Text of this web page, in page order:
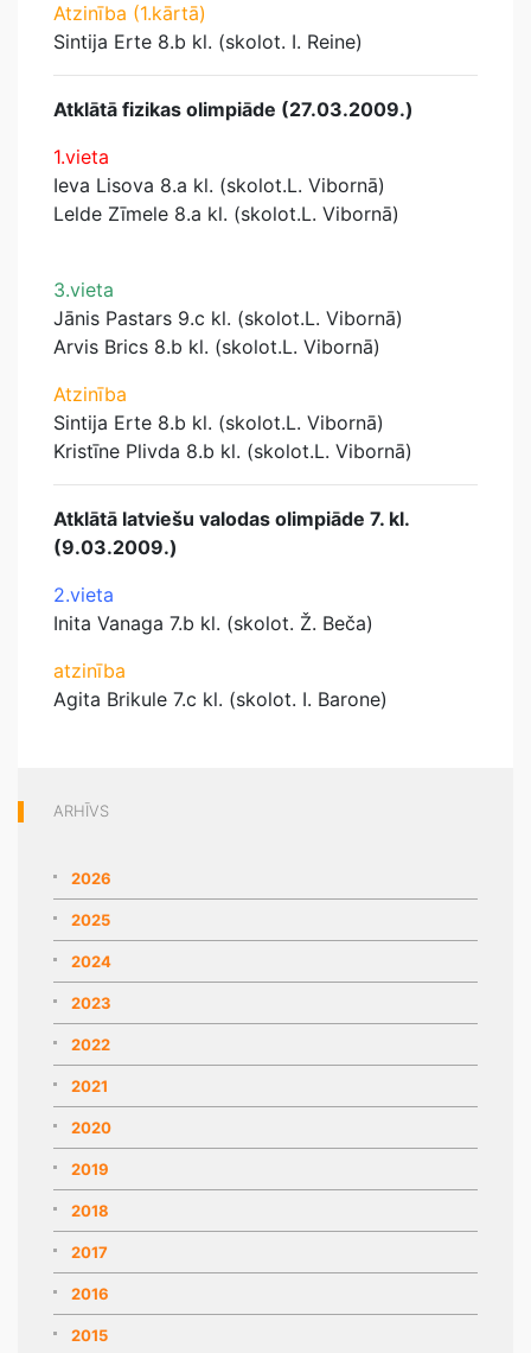
Atzinība (1.kārtā)
Sintija Erte 8.b kl. (skolot. I. Reine)
Atklātā fizikas olimpiāde (27.03.2009.)
1.vieta
Ieva Lisova 8.a kl. (skolot.L. Vibornā)
Lelde Zīmele 8.a kl. (skolot.L. Vibornā)
3.vieta
Jānis Pastars 9.c kl. (skolot.L. Vibornā)
Arvis Brics 8.b kl. (skolot.L. Vibornā)
Atzinība
Sintija Erte 8.b kl. (skolot.L. Vibornā)
Kristīne Plivda 8.b kl. (skolot.L. Vibornā)
Atklātā latviešu valodas olimpiāde 7. kl.
(9.03.2009.)
2.vieta
Inita Vanaga 7.b kl. (skolot. Ž. Beča)
atzinība
Agita Brikule 7.c kl. (skolot. I. Barone)
ARHĪVS
2026
2025
2024
2023
2022
2021
2020
2019
2018
2017
2016
2015